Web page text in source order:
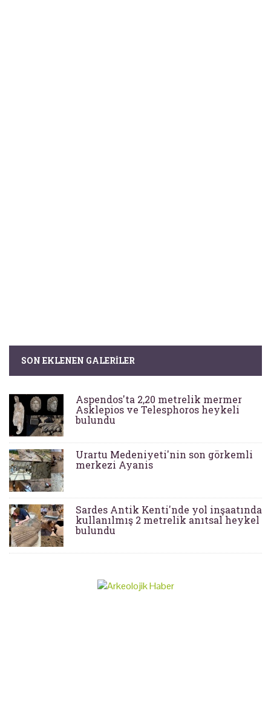
SON EKLENEN GALERILER
Aspendos'ta 2,20 metrelik mermer
Asklepios ve Telesphoros heykeli
bulundu
Urartu Medeniyeti'nin son görkemli
merkezi Ayanis
Sardes Antik Kenti'nde yol inşaatında
kullanılmış 2 metrelik anıtsal heykel
bulundu